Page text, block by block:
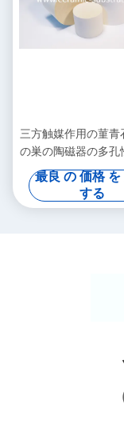
三方触媒作用の菫青
の巣の陶磁器の多孔
タマイズしま
最良 の 価格 を
する